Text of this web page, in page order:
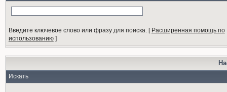
Введите ключевое слово или фразу для поиска.[ Расширенная помощь по
использованию]
Искать